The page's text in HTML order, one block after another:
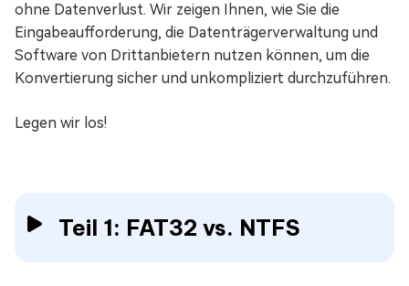
ohne Datenverlust. Wir zeigen Ihnen, wie Sie die
Eingabeaufforderung, die Datenträgerverwaltung und
Software von Drittanbietern nutzen können, um die
Konvertierung sicher und unkompliziert durchzuführen.
Legen wir los!
Teil 1: FAT32 vs. NTFS